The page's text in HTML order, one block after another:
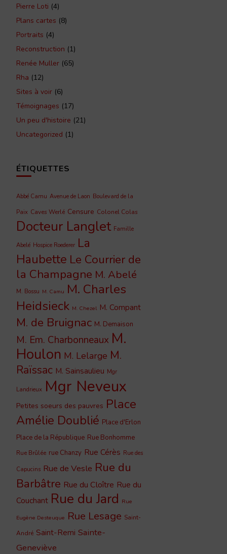
Pierre Loti (4)
Plans cartes (8)
Portraits (4)
Reconstruction (1)
Renée Muller (65)
Rha (12)
Sites à voir (6)
Témoignages (17)
Un peu d'histoire (21)
Uncategorized (1)
ÉTIQUETTES
Abbé Camu Avenue de Laon Boulevard de la
Paix Caves Werlé Censure Colonel Colas
Docteur Langlet Famille
Abelé Hospice Roederer La
Haubette Le Courrier de
la Champagne M. Abelé
M. Bossu M. Camu M. Charles
Heidsieck M. Chezel M. Compant
M. de Bruignac M. Demaison
M. Em. Charbonneaux M.
Houlon M. Lelarge M.
Raïssac M. Sainsaulieu Mgr
Landrieux Mgr Neveux
Petites soeurs des pauvres Place
Amélie Doublié Place d'Erlon
Place de la République Rue Bonhomme
Rue Brûlée rue Chanzy Rue Cérès Rue des
Capucins Rue de Vesle Rue du
Barbâtre Rue du Cloître Rue du
Couchant Rue du Jard Rue
Eugène Desteuque Rue Lesage Saint-
André Saint-Remi Sainte-
Geneviève